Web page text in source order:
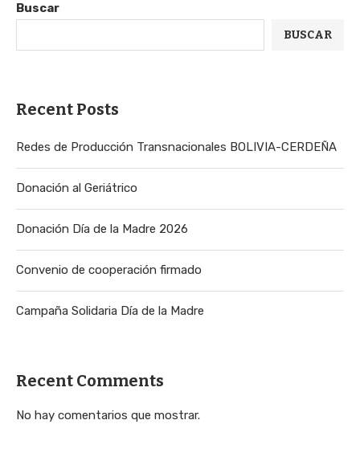
Buscar
BUSCAR
Recent Posts
Redes de Producción Transnacionales BOLIVIA-CERDEÑA
Donación al Geriátrico
Donación Día de la Madre 2026
Convenio de cooperación firmado
Campaña Solidaria Día de la Madre
Recent Comments
No hay comentarios que mostrar.